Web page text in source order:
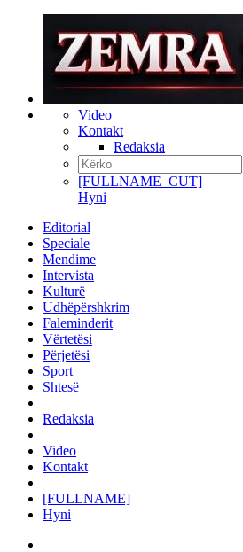
Video
Kontakt
Redaksia
[FULLNAME_CUT]
Hyni
Editorial
Speciale
Mendime
Intervista
Kulturë
Udhëpërshkrim
Faleminderit
Vërtetësi
Përjetësi
Sport
Shtesë
Redaksia
Video
Kontakt
[FULLNAME]
Hyni